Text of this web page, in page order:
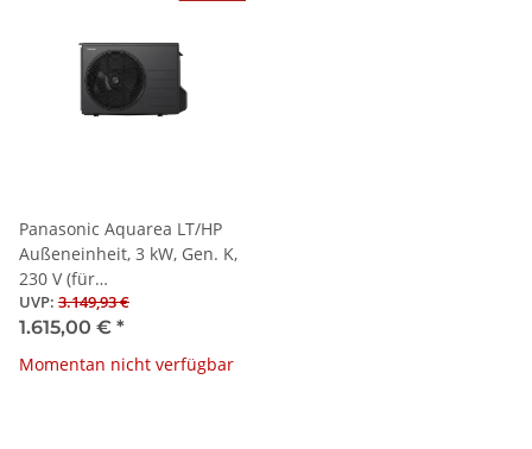
Panasonic Aquarea LT/HP
Außeneinheit, 3 kW, Gen. K,
230 V (für
Splitwärmepumpen)
UVP: 3.149,93 €
1.615,00 € *
Momentan nicht verfügbar